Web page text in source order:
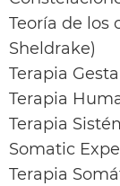
Teoría de los
Sheldrake)
Terapia
Terapia
Terapia
Somatic
Terapia